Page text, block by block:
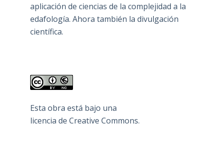
aplicación de ciencias de la complejidad a la
edafología. Ahora también la divulgación
científica.
Esta obra está bajo una
licencia de Creative Commons.